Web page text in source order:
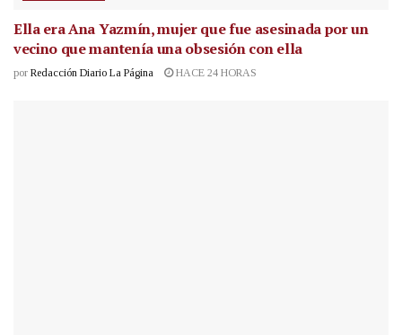
Ella era Ana Yazmín, mujer que fue asesinada por un
vecino que mantenía una obsesión con ella
por Redacción Diario La Página HACE 24 HORAS